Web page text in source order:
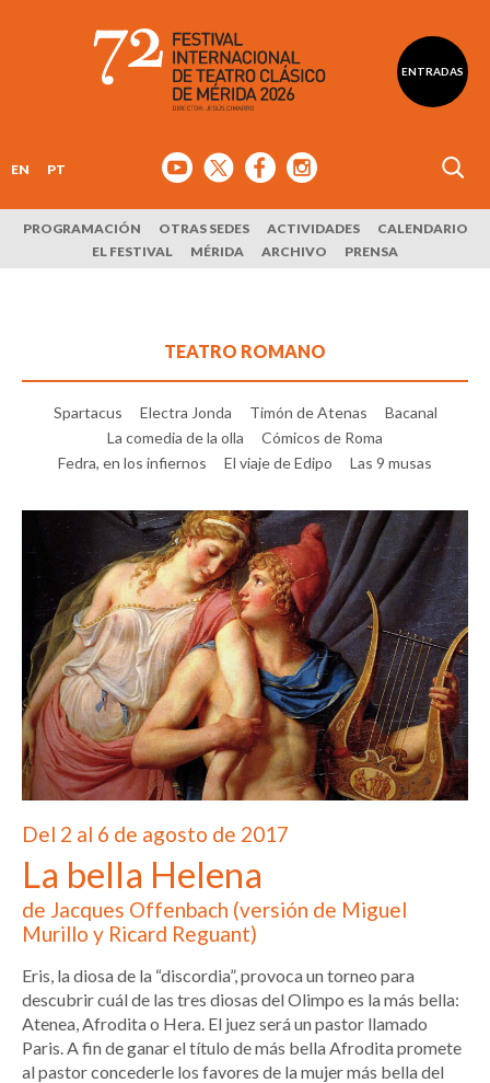
ENTRADAS
EN PT
PROGRAMACIÓN OTRAS SEDES ACTIVIDADES
CALENDARIO
EL FESTIVAL
MÉRIDA ARCHIVO PRENSA
TEATRO ROMANO
Spartacus Electra Jonda Timón de Atenas
Bacanal
La comedia de la olla
Cómicos de Roma
Fedra, en los infiernos
El viaje de Edipo Las 9 musas
Del 2 al 6 de agosto de 2017
La bella Helena
de Jacques Offenbach (versión de Miguel
Murillo y Ricard Reguant)
Eris, la diosa de la “discordia”, provoca un torneo para
descubrir cuál de las tres diosas del Olimpo es la más bella:
Atenea, Afrodita o Hera. El juez será un pastor llamado
Paris. A fin de ganar el título de más bella Afrodita promete
al pastor concederle los favores de la mujer más bella del